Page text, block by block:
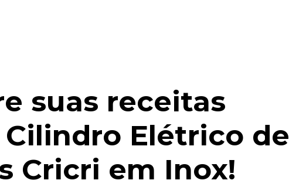
suas receitas
Cilindro Elétrico de
Cricri em Inox!